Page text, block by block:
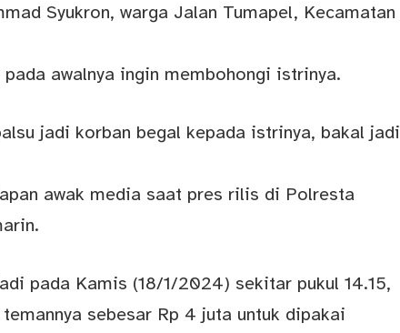
Syukron, warga Jalan Tumapel, Kecamatan
awalnya ingin membohongi istrinya.
jadi korban begal kepada istrinya, bakal jadi
awak media saat pres rilis di Polresta
pada Kamis (18/1/2024) sekitar pukul 14.15,
sebesar Rp 4 juta untuk dipakai